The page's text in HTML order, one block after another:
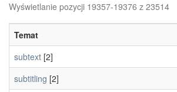
Wyświetlanie pozycji 19357-19376 z 23514
Temat
subtext [2]
subtitling [2]